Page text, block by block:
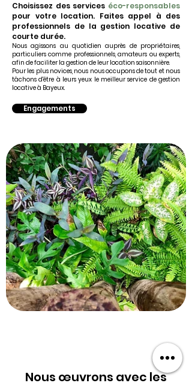
Choisissez des services éco-responsables
pour votre location. Faites appel à des
professionnels de la gestion locative de
courte durée.
Nous agissons au quotidien auprès de propriétaires,
particuliers comme professionnels, amateurs ou experts,
afin de faciliter la gestion de leur location saisonnière.
Pour les plus novices, nous nous occupons de tout et nous
tâchons d'être à leurs yeux le meilleur service de gestion
locative à Bayeux.
Engagements
Nous œuvrons avec les